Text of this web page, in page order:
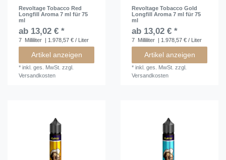
Revoltage Tobacco Red
Longfill Aroma 7 ml für 75
ml
ab 13,02 € *
7 Milliliter | 1.978,57 € / Liter
Artikel anzeigen
*inkl. ges. MwSt. zzgl.
Versandkosten
Revoltage Tobacco Gold
Longfill Aroma 7 ml für 75
ml
ab 13,02 € *
7 Milliliter | 1.978,57 € / Liter
Artikel anzeigen
*inkl. ges. MwSt. zzgl.
Versandkosten